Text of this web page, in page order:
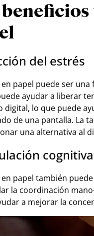
del estrés
papel puede ser
ayudar a liberar
digital, lo que puede
de una pantalla. La
una alternativa al
cognitiva
papel también
la coordinación
a mejorar la